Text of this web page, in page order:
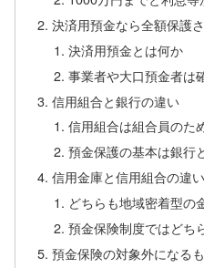
決済用預金なら全額保護
決済用預金とは何か
事業者や大口預金者は
信用組合と銀行の違い
信用組合は組合員のた
預金保護の基本は銀行
信用金庫と信用組合の違い
どちらも地域密着型の
預金保険制度ではどち
預金保険の対象外になる